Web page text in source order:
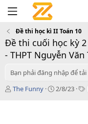
Đề thi học kì II Toán 10
Đề thi cuối học kỳ 2
- THPT Nguyễn
Bạn phải đăng nhập để tải
T
The Funny
C
2/8/23
T